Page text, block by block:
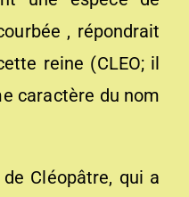
, répondrait
reine (CLEO; il
caractère du nom
Cléopâtre, qui a